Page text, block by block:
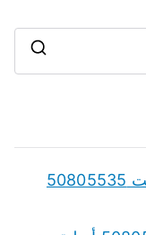
r
قطع غيار شانجان CHANGAN الكويت 50805535